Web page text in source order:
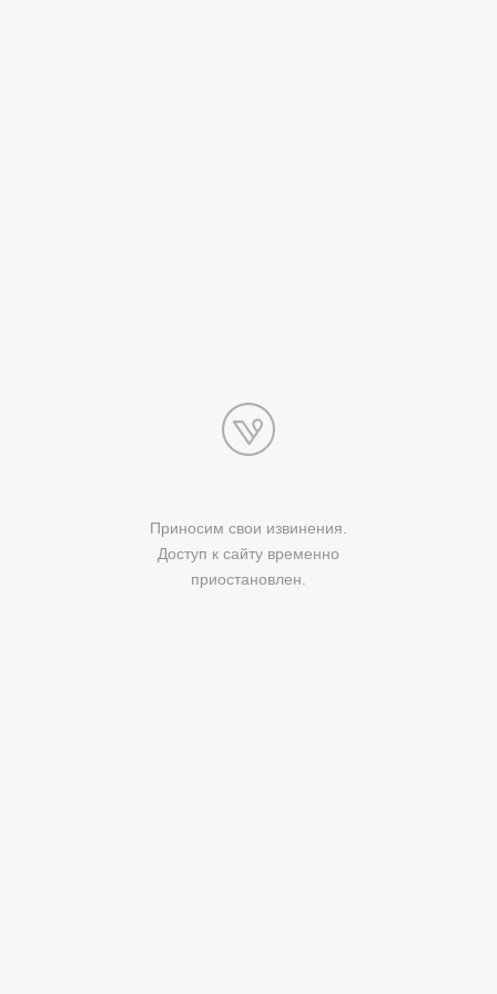
Приносим свои извинения.
Доступ к сайту временно
приостановлен.